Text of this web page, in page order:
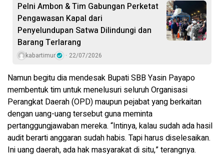
Pelni Ambon & Tim Gabungan Perketat
Pengawasan Kapal dari
Penyelundupan Satwa Dilindungi dan
Barang Terlarang
kabartimur 22/07/2026
Namun begitu dia mendesak Bupati SBB Yasin Payapo
membentuk tim untuk menelusuri seluruh Organisasi
Perangkat Daerah (OPD) maupun pejabat yang berkaitan
dengan uang-uang tersebut guna meminta
pertanggungjawaban mereka. “Intinya, kalau sudah ada hasil
audit berarti anggaran sudah habis. Tapi harus diselesaikan.
Ini uang daerah, ada hak masyarakat di situ,” terangnya.